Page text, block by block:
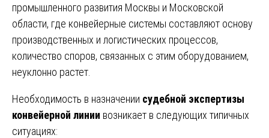
промышленного развития Москвы и Московской
области, где конвейерные системы составляют основу
производственных и логистических процессов,
количество споров, связанных с этим оборудованием,
неуклонно растет.
Необходимость в назначении судебной экспертизы
конвейерной линии возникает в следующих типичных
ситуациях: